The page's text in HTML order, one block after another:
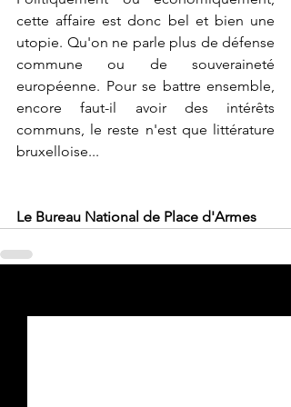
cette affaire est donc bel et bien une
utopie. Qu'on ne parle plus de défense
commune ou de souveraineté
européenne. Pour se battre ensemble,
encore faut-il avoir des intérêts
communs, le reste n'est que littérature
bruxelloise...
Le Bureau National de Place d'Armes